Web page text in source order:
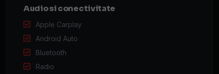
Audio si conectivitate
Apple Carplay
Android Auto
Bluetooth
Radio